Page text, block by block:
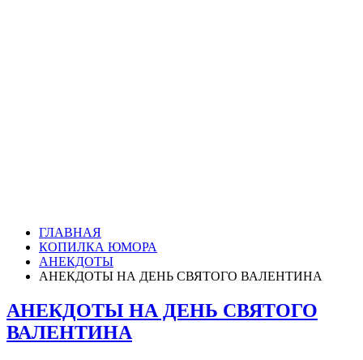
ГЛАВНАЯ
КОПИЛКА ЮМОРА
АНЕКДОТЫ
АНЕКДОТЫ НА ДЕНЬ СВЯТОГО ВАЛЕНТИНА
АНЕКДОТЫ НА ДЕНЬ СВЯТОГО
ВАЛЕНТИНА